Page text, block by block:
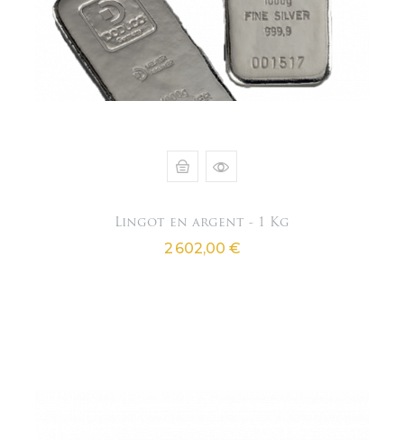
Lingot en argent - 1 Kg
Prix
2 602,00 €